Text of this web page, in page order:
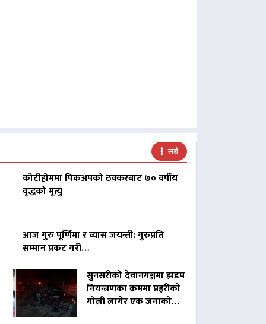
सबै
कोटीहोममा पिकअपको ठक्करबाट ७० वर्षीय
वृद्धको मृत्यु
आज गुरु पूर्णिमा र व्यास जयन्ती: गुरुप्रति
सम्मान प्रकट गरी…
सुनसरीको देवानगञ्जमा झडप
नियन्त्रणका क्रममा प्रहरीको
गोली लागेर एक जनाको…